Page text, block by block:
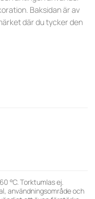
Baksidan är av
där du tycker den
°C. Torktumlas ej.
användningsområde och